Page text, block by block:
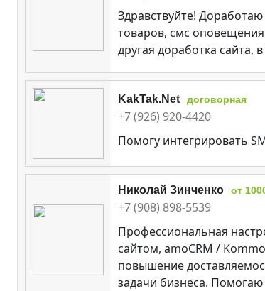
Здравствуйте!
товаров, смс
другая доработка сайта,
KakTak.Net договорная
+7 (926) 920-4420
Помогу интегрировать
Николай Зинченко от
+7 (908) 898-5539
Профессиональная
сайтом, amoCRM /
повышение
задачи бизнеса. Помогаю